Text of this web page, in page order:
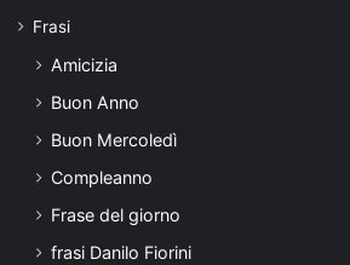
Frasi
Amicizia
Buon Anno
Buon Mercoledì
Compleanno
Frase del giorno
frasi Danilo Fiorini